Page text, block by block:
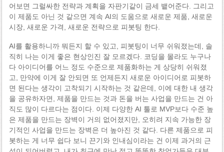
어보면 그럴싸한 전략과 계획을 자판기같이 금세 뱉어준다. 그리고
이 제품도 아닌 것 같으면 계속 AI의 도움으로 새로운 제품, 새로운
시장, 새로운 가격, 새로운 전략으로 피봇팅 한다.
AI를 활용하니까 뭐든지 할 수 있고, 피봇팅이 너무 쉬워졌는데, 솔
직히 나는 이게 좋은 현상인진 잘 모르겠다. 코딩을 몰라도 누구나
다 아이디어를 어느 정도 수준으로 제품화하는 게 상당히 쉬워졌
고, 만약에 이게 잘 안되면 또 언제든지 새로운 아이디어로 피봇하
면 된다는 생각이 고착되기 시작하는 것 같은데, 이에 대한 내 생각
을 공유하자면, 제품을 만드는 것과 돈을 버는 사업을 만드는 건 아
직도 많이 다르다는 점이다. 이제 다양한 AI 툴로 MVP보다 수준 높
은 제품을 만드는 장벽이 거의 없어졌지만, 오히려 지속 가능한 장
기적인 사업을 만드는 장벽은 더 높아진 것 같다. 다른 제품으로 피
봇하는 게 너무 쉽다 보니 끈기와 인내심이라는 건 이제 과거의 근